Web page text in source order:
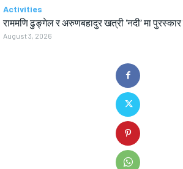
Activities
राममणि ढुङ्गेल र अरुणबहादुर खत्री ‘नदी’ मा
August 3, 2026